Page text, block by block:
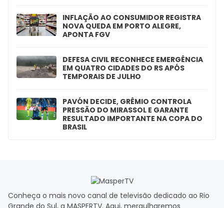
INFLAÇÃO AO CONSUMIDOR REGISTRA
NOVA QUEDA EM PORTO ALEGRE,
APONTA FGV
DEFESA CIVIL RECONHECE EMERGÊNCIA
EM QUATRO CIDADES DO RS APÓS
TEMPORAIS DE JULHO
PAVÓN DECIDE, GRÊMIO CONTROLA
PRESSÃO DO MIRASSOL E GARANTE
RESULTADO IMPORTANTE NA COPA DO
BRASIL
Conheça o mais novo canal de televisão dedicado ao Rio